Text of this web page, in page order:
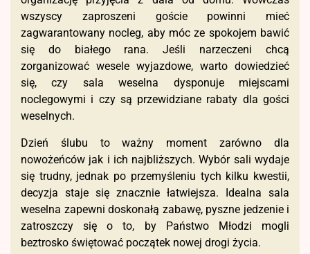
wszyscy zaproszeni goście powinni mieć
zagwarantowany nocleg, aby móc ze spokojem bawić
się do białego rana. Jeśli narzeczeni chcą
zorganizować wesele wyjazdowe, warto dowiedzieć
się, czy sala weselna dysponuje miejscami
noclegowymi i czy są przewidziane rabaty dla gości
weselnych.
Dzień ślubu to ważny moment zarówno dla
nowożeńców jak i ich najbliższych. Wybór sali wydaje
się trudny, jednak po przemyśleniu tych kilku kwestii,
decyzja staje się znacznie łatwiejsza. Idealna sala
weselna zapewni doskonałą zabawę, pyszne jedzenie i
zatroszczy się o to, by Państwo Młodzi mogli
beztrosko świętować początek nowej drogi życia.